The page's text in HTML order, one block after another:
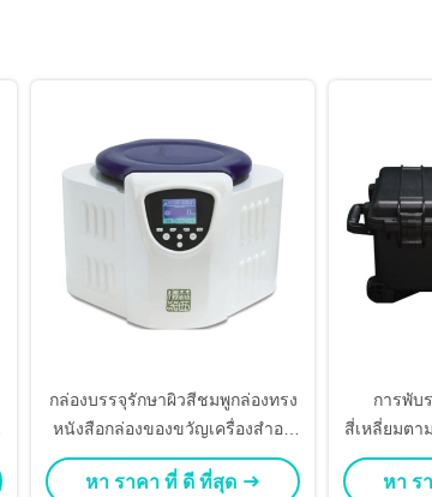
กล่องบรรจุรักษาผิวสีชมพูกล่องทรง
หนังสือกล่องของขวัญเครื่องสําอา
งกล่องกระดาษแม่เหล็กสําหรับการ
ดูแลผิว กระป๋องเครื่องสําอางที่มี
หา ราคา ที่ ดี ที่สุด
การพับ
สี่เหลี่ยมตา
หา ร